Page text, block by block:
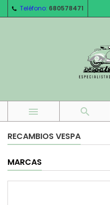
Teléfono: 680578471
 
RECAMBIOS VESPA
MARCAS